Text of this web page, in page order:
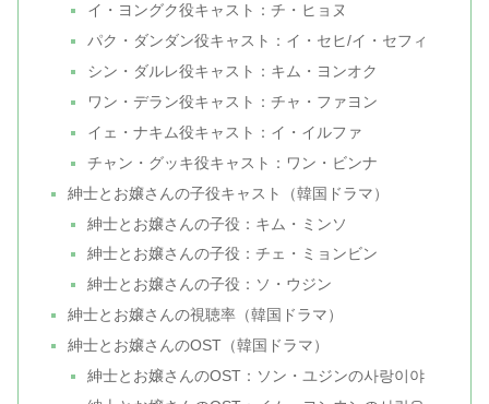
イ・ヨングク役キャスト：チ・ヒョヌ
パク・ダンダン役キャスト：イ・セヒ/イ・セフィ
シン・ダルレ役キャスト：キム・ヨンオク
ワン・デラン役キャスト：チャ・ファヨン
イェ・ナキム役キャスト：イ・イルファ
チャン・グッキ役キャスト：ワン・ビンナ
紳士とお嬢さんの子役キャスト（韓国ドラマ）
紳士とお嬢さんの子役：キム・ミンソ
紳士とお嬢さんの子役：チェ・ミョンビン
紳士とお嬢さんの子役：ソ・ウジン
紳士とお嬢さんの視聴率（韓国ドラマ）
紳士とお嬢さんのOST（韓国ドラマ）
紳士とお嬢さんのOST：ソン・ユジンの사랑이야